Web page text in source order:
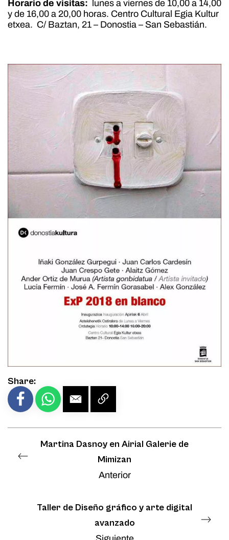
Horario de visitas:
lunes a viernes de 10,00 a 14,00
y de 16,00 a 20,00 horas. Centro Cultural Egia Kultur
etxea. C/ Baztan, 21 – Donostia – San Sebastián.
Share:
Martina Dasnoy en Airial Galerie de
Mimizan
Anterior
Taller de Diseño gráfico y arte digital
avanzado